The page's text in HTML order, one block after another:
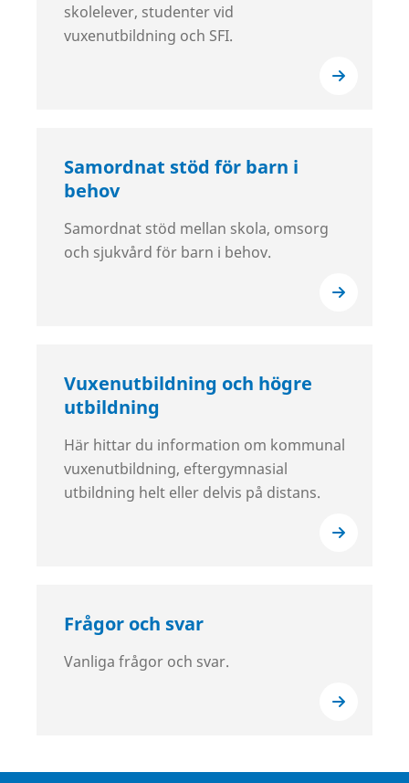
skolelever, studenter vid
vuxenutbildning och SFI.
Samordnat stöd för barn i
behov
Samordnat stöd mellan skola, omsorg
och sjukvård för barn i behov.
Vuxenutbildning och högre
utbildning
Här hittar du information om kommunal
vuxenutbildning, eftergymnasial
utbildning helt eller delvis på distans.
Frågor och svar
Vanliga frågor och svar.